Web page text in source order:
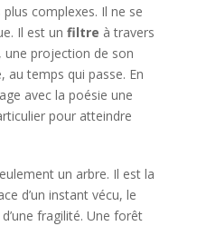
complexes. Il ne se
Il est un filtre à travers
une projection de son
au temps qui passe. En
avec la poésie une
pour atteindre
un arbre. Il est la
d’un instant vécu, le
fragilité. Une forêt